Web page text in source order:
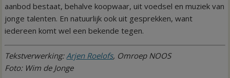
aanbod bestaat, behalve koopwaar, uit voedsel en muziek van
jonge talenten. En natuurlijk ook uit gesprekken, want
iedereen komt wel een bekende tegen.
Tekstverwerking:Arjen Roelofs, Omroep NOOS
Foto: Wim de Jonge